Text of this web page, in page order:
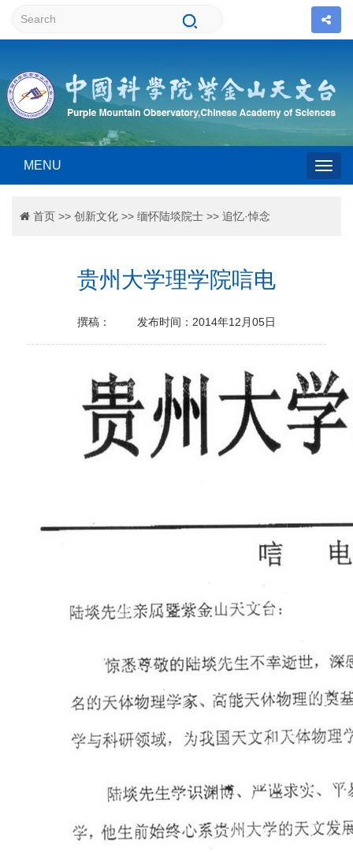
MENU
首页 >> 创新文化 >> 缅怀陆埮院士 >> 追忆·悼念
贵州大学理学院唁电
撰稿： 发布时间：2014年12月05日